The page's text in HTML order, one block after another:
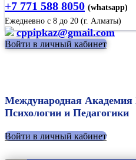
+7 771 588 8050 (whatsapp)
Ежедневно с 8 до 20 (г. Алматы)
cppipkaz@gmail.com
Войти в личный кабинет
Международная Академия
Психологии и Педагогики
Войти в личный кабинет